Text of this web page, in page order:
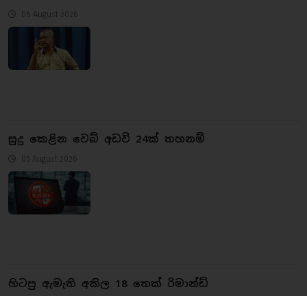
06 August 2026
සූදු කෙළින වෙබ් අඩවි 24ක් තහනම්
05 August 2026
හිටපු ඇමැති අකිල 18 තෙක් රිමාන්ඩ්